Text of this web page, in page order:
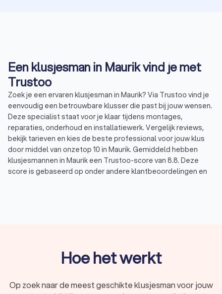
Een klusjesman in Maurik vind je met
Trustoo
Zoek je een ervaren klusjesman in Maurik? Via Trustoo vind je
eenvoudig een betrouwbare klusser die past bij jouw wensen.
Deze specialist staat voor je klaar tijdens montages,
reparaties, onderhoud en installatiewerk. Vergelijk reviews,
bekijk tarieven en kies de beste professional voor jouw klus
door middel van onzetop 10 in Maurik. Gemiddeld hebben
klusjesmannen in Maurik een Trustoo-score van 8.8. Deze
score is gebaseerd op onder andere klantbeoordelingen en
Een klusbedrijf in Maurik helpt bij verschillende
werkzaamheden in en rondom je woning of bedrijfspand. Een
grotere projecten vakkundig uit. Wil je een klus uitbesteden?
Hoe het werkt
Op zoek naar de meest geschikte klusjesman voor jouw